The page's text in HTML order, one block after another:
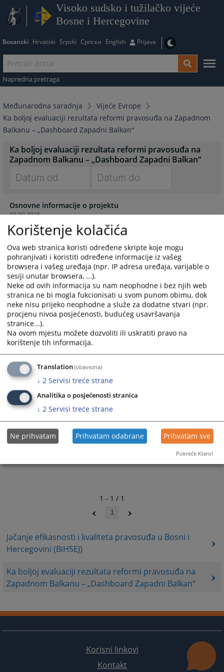
Visoko sudsko i tužilačko vijeće
Bosne i Hercegovine
Bosanski Hrvatski Srpski Српски English Prijava
Napredna pretraga
Međunarodna saradnja
Vijeće Evrope
Ka boljoj evaluaciji rezultata reformi pravosuđa na Zapadnom
Balkanu – „Dashboard Zapadni Balkan“
Jačanje efikasnosti i kvaliteta pravosuđa u Bosni i
Hercegovini (BiHSEJ)
Ka boljoj evaluaciji rezultata reformi pravosuđa na
Zapadnom Balkanu – „Dashboard Zapadni Balkan“
Ka boljoj evaluaciji rezultata reformi pravosuđa na
Zapadnom Balkanu – „Dashboard Zapadni Balkan“
forward
to
interact
with
the
calendar
and
select
a
date.
Press
the
question
mark
key
get
the
keyboard
shortcuts
changing
forward
to
interact
with
the
calendar
and
select
a
date.
Press
question
mark
to
get
the
shortcuts
changing
19.09.2025.
Osnovne informacije o projektu
1 - 1 / 1
1
Korisni linkovi
Kontakt
Korištenje kolačića
Ova web stranica koristi određene skripte koje mogu
pohranjivati i koristiti određene informacije iz vašeg
browsera i vašeg uređaja (npr. IP adresa uređaja, varijable o
sesiji unutar browsera, ...).
Neke od ovih informacija su nam neophodne i bez njih web
stranica ne bi mogla fukcionisati u svom punom obimu, dok
neke nisu prijeko neophodne a služe za dodatne stvari (npr.
procjenu nivoa posjećenosti, budućeg usavršavanja
stranice...).
Na ovom mjestu možete dozvoliti ili uskratiti pravo na
korištenje tih informacija.
Translation(obavezna)
↓ 2 Servisi treće strane
Analitika o posjećenosti stranica
↓ 2 Servisi treće strane
Ne prihvatam Prihvatam odabrane Prihvatam sve
Pokreće Klaro!